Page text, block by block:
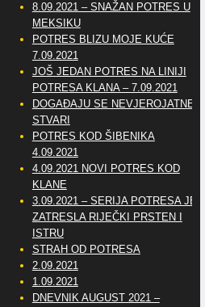
8.09.2021 – SNAŽAN POTRES U
MEKSIKU
POTRES BLIZU MOJE KUĆE
7.09.2021
JOŠ JEDAN POTRES NA LINIJI
POTRESA KLANA – 7.09.2021
DOGAĐAJU SE NEVJEROJATNE
STVARI
POTRES KOD ŠIBENIKA
4.09.2021
4.09.2021 NOVI POTRES KOD
KLANE
3.09.2021 – SERIJA POTRESA JE
ZATRESLA RIJEČKI PRSTEN I
ISTRU
STRAH OD POTRESA
2.09.2021
1.09.2021
DNEVNIK AUGUST 2021 –